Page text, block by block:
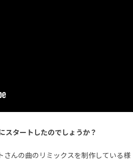
タートしたのでしょうか？
さんの曲のリミックスを制作している様